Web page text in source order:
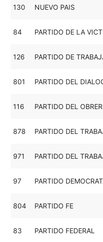
130 NUEVO PAIS
84 PARTIDO DE LA
126 PARTIDO DE
801 PARTIDO DEL
116 PARTIDO DEL
878 PARTIDO DEL
971 PARTIDO DEL
97 PARTIDO
804 PARTIDO FE
83 PARTIDO FEDERAL